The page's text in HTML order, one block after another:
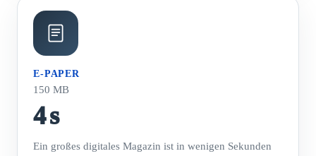
E-PAPER
150 MB
4 s
Ein großes digitales Magazin ist in wenigen Sekunden